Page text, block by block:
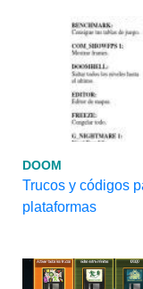
DOOM
Trucos y códigos
plataformas